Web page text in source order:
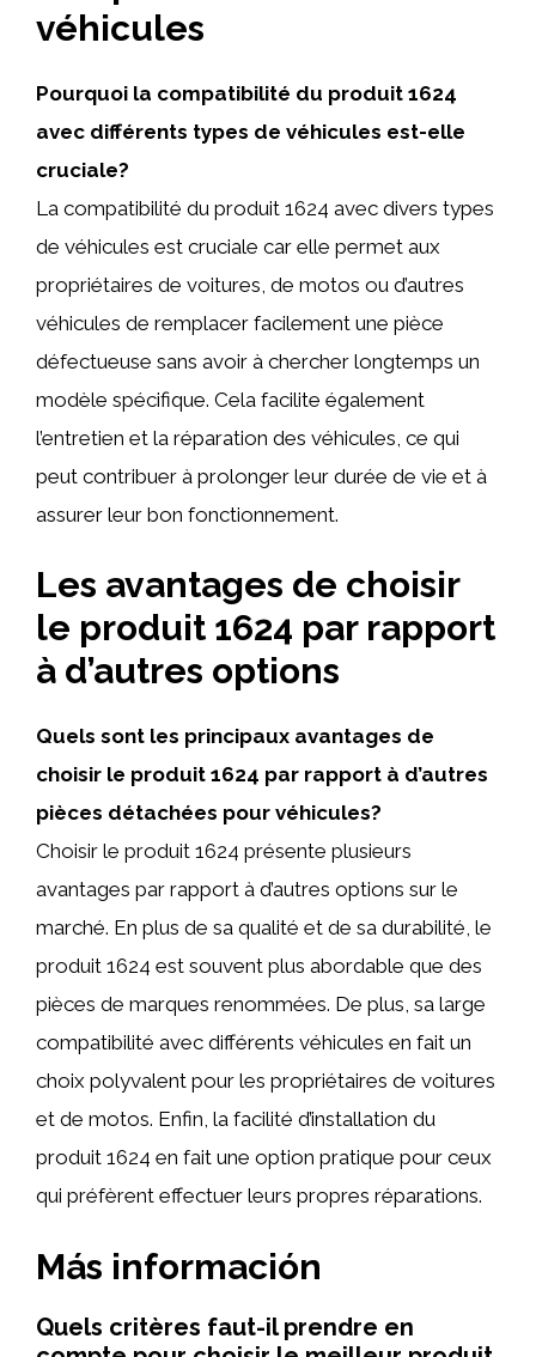
véhicules
Pourquoi la compatibilité du produit 1624
avec différents types de véhicules est-elle
cruciale?
La compatibilité du produit 1624 avec divers types
de véhicules est cruciale car elle permet aux
propriétaires de voitures, de motos ou d’autres
véhicules de remplacer facilement une pièce
défectueuse sans avoir à chercher longtemps un
modèle spécifique. Cela facilite également
l’entretien et la réparation des véhicules, ce qui
peut contribuer à prolonger leur durée de vie et à
assurer leur bon fonctionnement.
Les avantages de choisir
le produit 1624 par rapport
à d’autres options
Quels sont les principaux avantages de
choisir le produit 1624 par rapport à d’autres
pièces détachées pour véhicules?
Choisir le produit 1624 présente plusieurs
avantages par rapport à d’autres options sur le
marché. En plus de sa qualité et de sa durabilité, le
produit 1624 est souvent plus abordable que des
pièces de marques renommées. De plus, sa large
compatibilité avec différents véhicules en fait un
choix polyvalent pour les propriétaires de voitures
et de motos. Enfin, la facilité d’installation du
produit 1624 en fait une option pratique pour ceux
qui préfèrent effectuer leurs propres réparations.
Más información
Quels critères faut-il prendre en